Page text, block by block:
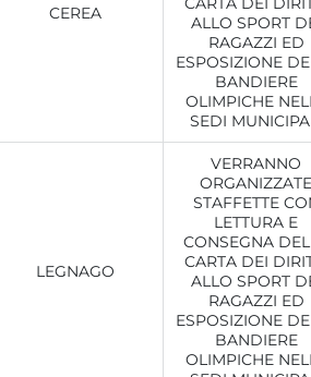
CEREA
ALLO SPORT
RAGAZZI ED
ESPOSIZIONE
BANDIERE
OLIMPICHE
SEDI
LEGNAGO
VERRANNO
ORGANIZZATE
STAFFETTE
LETTURA E
CONSEGNA
CARTA DEI
ALLO SPORT
RAGAZZI ED
ESPOSIZIONE
BANDIERE
OLIMPICHE